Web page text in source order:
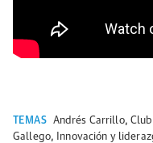
TEMAS Andrés Carrillo,
Gallego, Innovación y